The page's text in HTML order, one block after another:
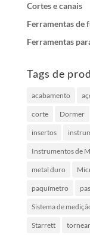
Cortes e canais
Ferramentas de
Ferramentas
Tags de
acabamento
corte Dormer
insertos
Instrumentos de
metal duro
paquímetro
Sistema de
Starrett